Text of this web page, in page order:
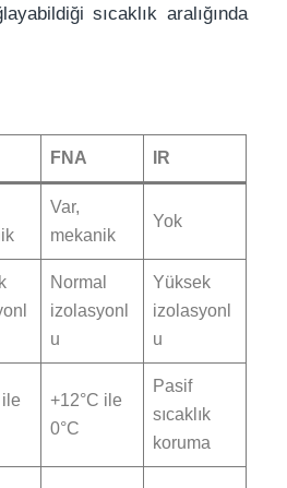
sıcaklık aralığında
FNA IR
Var,
mekanik
Yok
Normal
izolasyonl
u
Yüksek
izolasyonl
u
+12°C ile
0°C
Pasif
sıcaklık
koruma